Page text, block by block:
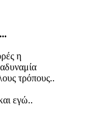
η
τρόπους..
εγώ..